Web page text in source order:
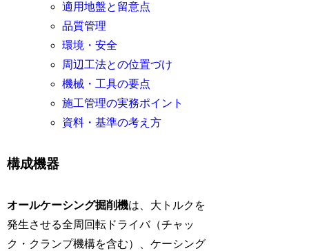
適用地盤と留意点
品質管理
環境・安全
周辺工法との位置づけ
機械・工具の要点
施工管理の実務ポイント
資料・基準の考え方
構成機器
オールケーシング掘削機は、大トルクを
発生させる全周回転ドライバ（チャッ
ク・クランプ機構を含む）、ケーシング